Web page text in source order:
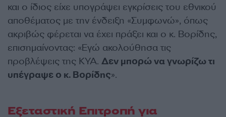
και ο ίδιος είχε υπογράψει εγκρίσεις του εθνικού
αποθέματος με την ένδειξη «Συμφωνώ», όπως
ακριβώς φέρεται να έχει πράξει και ο κ. Βορίδης,
επισημαίνοντας: «Εγώ ακολούθησα τις
προβλέψεις της ΚΥΑ. Δεν μπορώ να γνωρίζω τι
υπέγραψε ο κ. Βορίδης».
Εξεταστική Επιτροπή για